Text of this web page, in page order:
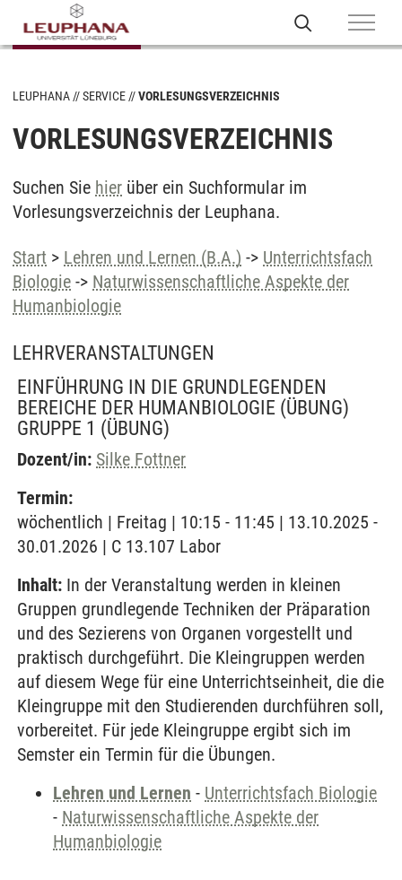
LEUPHANA SERVICE VORLESUNGSVERZEICHNIS
VORLESUNGSVERZEICHNIS
Suchen Sie hier über ein Suchformular im
Vorlesungsverzeichnis der Leuphana.
Start > Lehren und Lernen (B.A.) -> Unterrichtsfach
Biologie -> Naturwissenschaftliche Aspekte der
Humanbiologie
LEHRVERANSTALTUNGEN
EINFÜHRUNG IN DIE GRUNDLEGENDEN
BEREICHE DER HUMANBIOLOGIE (ÜBUNG)
GRUPPE 1 (ÜBUNG)
Dozent/in: Silke Fottner
Termin:
wöchentlich | Freitag | 10:15 - 11:45 | 13.10.2025 -
30.01.2026 | C 13.107 Labor
Inhalt: In der Veranstaltung werden in kleinen
Gruppen grundlegende Techniken der Präparation
und des Sezierens von Organen vorgestellt und
praktisch durchgeführt. Die Kleingruppen werden
auf diesem Wege für eine Unterrichtseinheit, die die
Kleingruppe mit den Studierenden durchführen soll,
vorbereitet. Für jede Kleingruppe ergibt sich im
Semster ein Termin für die Übungen.
Lehren und Lernen - Unterrichtsfach Biologie
- Naturwissenschaftliche Aspekte der
Humanbiologie